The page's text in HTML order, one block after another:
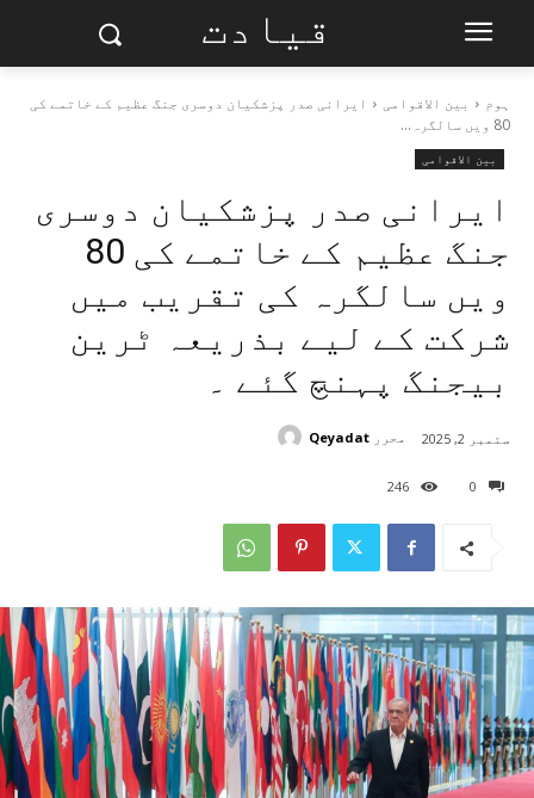
قیادت
ہوم بین الاقوامی
ایرانی صدر پزشکیان دوسری جنگ عظیم کے خاتمے کی
80 ویں سالگرہ...
بین الاقوامی
ایرانی صدر پزشکیان دوسری
جنگ عظیم کے خاتمے کی 80
ویں سالگرہ کی تقریب میں
شرکت کے لیے بذریعہ ٹرین
بیجنگ پہنچ گئے ۔
0
246
ستمبر 2, 2025 محرر Qeyadat